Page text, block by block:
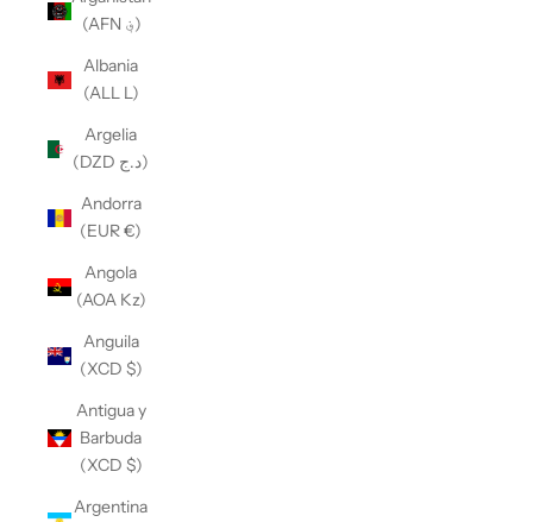
(AFN ؋)
Albania
(ALL L)
Argelia
(DZD د.ج)
Andorra
(EUR €)
Angola
(AOA Kz)
Anguila
(XCD $)
Antigua y
Barbuda
(XCD $)
Argentina